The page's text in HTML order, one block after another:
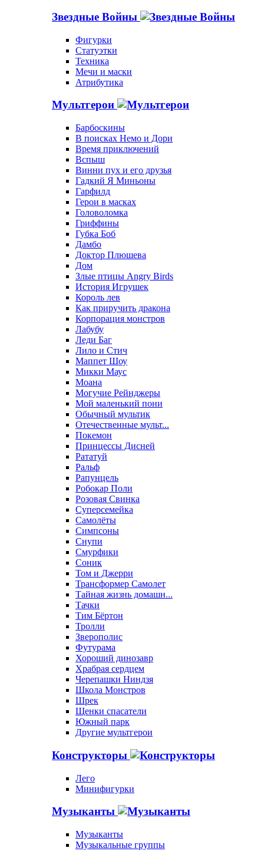
Звездные Войны
Фигурки
Статуэтки
Техника
Мечи и маски
Атрибутика
Мультгерои
Барбоскины
В поисках Немо и Дори
Время приключений
Вспыш
Винни пух и его друзья
Гадкий Я Миньоны
Гарфилд
Герои в масках
Головоломка
Гриффины
Губка Боб
Дамбо
Доктор Плюшева
Дом
Злые птицы Angry Birds
История Игрушек
Король лев
Как приручить дракона
Корпорация монстров
Лабубу
Леди Баг
Лило и Стич
Маппет Шоу
Микки Маус
Моана
Могучие Рейнджеры
Мой маленький пони
Обычный мультик
Отечественные мульт...
Покемон
Принцессы Дисней
Рататуй
Ральф
Рапунцель
Робокар Поли
Розовая Свинка
Суперсемейка
Самолёты
Симпсоны
Снупи
Смурфики
Соник
Том и Джерри
Трансформер Самолет
Тайная жизнь домашн...
Тачки
Тим Бёртон
Тролли
Зверополис
Футурама
Хороший динозавр
Храбрая сердцем
Черепашки Ниндзя
Школа Монстров
Шрек
Щенки спасатели
Южный парк
Другие мультгерои
Конструкторы
Лего
Минифигурки
Музыканты
Музыканты
Музыкальные группы